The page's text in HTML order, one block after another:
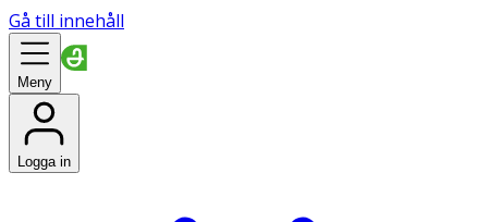
Gå till innehåll
Meny
Logga in